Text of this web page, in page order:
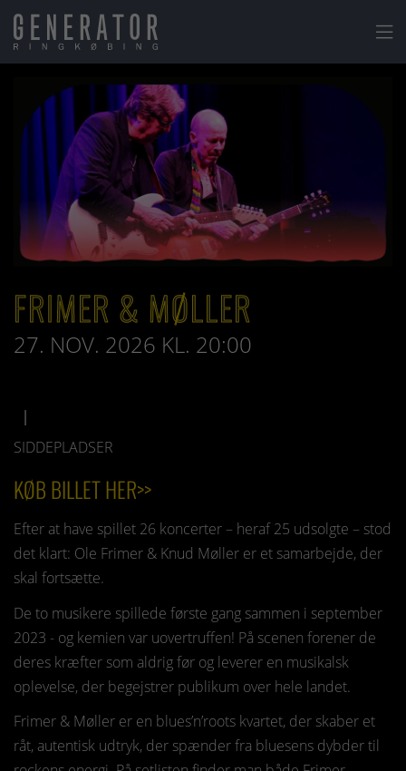

FRIMER & MØLLER
27. NOV. 2026 KL. 20:00
SIDDEPLADSER
KØB BILLET HER>>
Efter at have spillet 26 koncerter – heraf 25 udsolgte – stod
det klart: Ole Frimer & Knud Møller er et samarbejde, der
skal fortsætte.
De to musikere spillede første gang sammen i september
2023 - og kemien var uovertruffen! På scenen forener de
deres kræfter som aldrig før og leverer en musikalsk
oplevelse, der begejstrer publikum over hele landet.
Frimer & Møller er en blues’n’roots kvartet, der skaber et
råt, autentisk udtryk, der spænder fra bluesens dybder til